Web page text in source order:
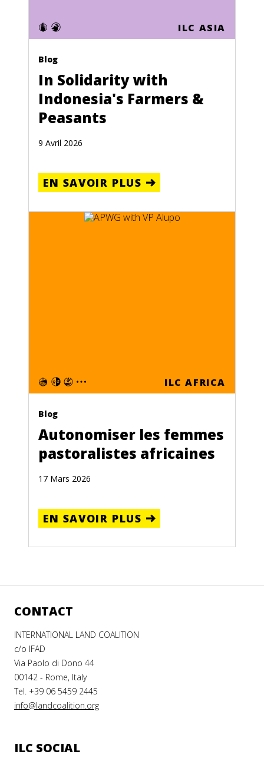
ILC ASIA
Blog
In Solidarity with
Indonesia's Farmers &
Peasants
9 Avril 2026
EN SAVOIR PLUS
ILC AFRICA
Blog
Autonomiser les femmes
pastoralistes africaines
17 Mars 2026
EN SAVOIR PLUS
CONTACT
INTERNATIONAL LAND COALITION
c/o IFAD
Via Paolo di Dono 44
00142 - Rome, Italy
Tel. +39 06 5459 2445
info@landcoalition.org
ILC SOCIAL